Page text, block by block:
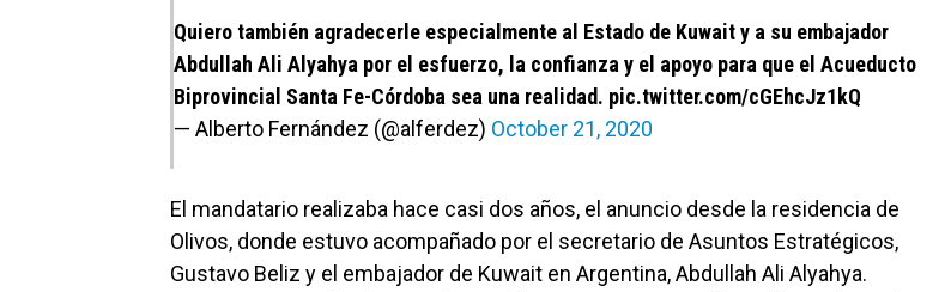
Quiero también agradecerle especialmente al Estado de Kuwait y a su embajador
Abdullah Ali Alyahya por el esfuerzo, la confianza y el apoyo para que el Acueducto
Biprovincial Santa Fe-Córdoba sea una realidad. pic.twitter.com/cGEhcJz1kQ
— Alberto Fernández (@alferdez) October 21, 2020
El mandatario realizaba hace casi dos años, el anuncio desde la residencia de
Olivos, donde estuvo acompañado por el secretario de Asuntos Estratégicos,
Gustavo Beliz y el embajador de Kuwait en Argentina, Abdullah Ali Alyahya.